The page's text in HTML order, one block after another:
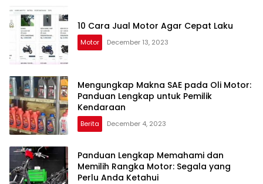
10 Cara Jual Motor Agar Cepat Laku
Motor December 13, 2023
Mengungkap Makna SAE pada Oli Motor:
Panduan Lengkap untuk Pemilik
Kendaraan
Berita December 4, 2023
Panduan Lengkap Memahami dan
Memilih Rangka Motor: Segala yang
Perlu Anda Ketahui